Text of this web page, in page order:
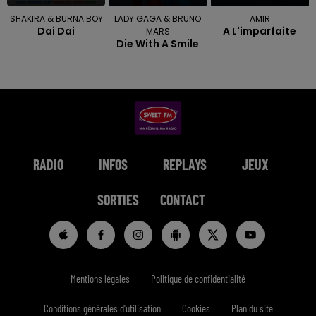
SHAKIRA & BURNA BOY
Dai Dai
LADY GAGA & BRUNO
MARS
Die With A Smile
AMIR
A L'imparfaite
RADIO INFOS REPLAYS JEUX
SORTIES CONTACT
Mentions légales Politique de confidentialité
Conditions générales d'utilisation Cookies Plan du site